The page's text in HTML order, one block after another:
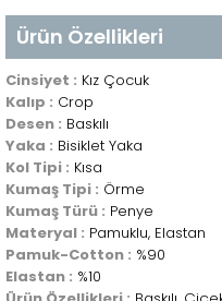
Ürün Özellikleri
Cinsiyet : Kız Çocuk
Kalıp : Crop
Desen : Baskılı
Yaka : Bisiklet Yaka
Kol Tipi : Kısa
Kumaş Tipi : Örme
Kumaş Türü : Penye
Materyal : Pamuklu, Elastan
Pamuk-Cotton : %90
Elastan : %10